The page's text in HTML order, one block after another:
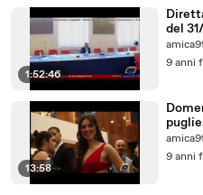
1:52:46
del
9 anni
13:58
9 anni